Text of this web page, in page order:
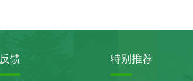
反馈 特别推荐